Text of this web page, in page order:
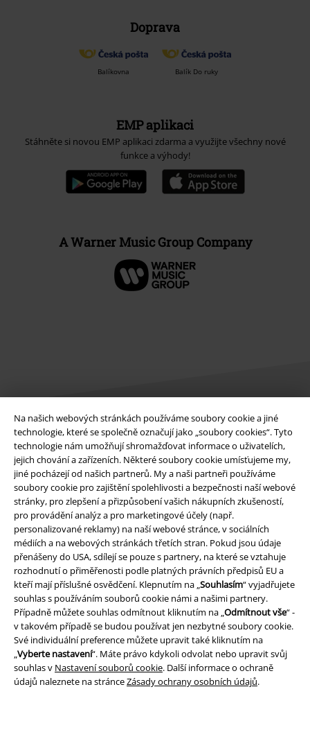
Na našich webových stránkách používáme soubory cookie a jiné
technologie, které se společně označují jako „soubory cookies“. Tyto
technologie nám umožňují shromažďovat informace o uživatelích,
jejich chování a zařízeních. Některé soubory cookie umísťujeme my,
jiné pocházejí od našich partnerů. My a naši partneři používáme
soubory cookie pro zajištění spolehlivosti a bezpečnosti naší webové
stránky, pro zlepšení a přizpůsobení vašich nákupních zkušeností,
pro provádění analýz a pro marketingové účely (např.
personalizované reklamy) na naší webové stránce, v sociálních
médiích a na webových stránkách třetích stran. Pokud jsou údaje
přenášeny do USA, sdílejí se pouze s partnery, na které se vztahuje
rozhodnutí o přiměřenosti podle platných právních předpisů EU a
kteří mají příslušné osvědčení. Klepnutím na „Souhlasím“ vyjadřujete
souhlas s používáním souborů cookie námi a našimi partnery.
Případně můžete souhlas odmítnout kliknutím na „Odmítnout vše“ -
v takovém případě se budou používat jen nezbytné soubory cookie.
Své individuální preference můžete upravit také kliknutím na
„Vyberte nastavení“. Máte právo kdykoli odvolat nebo upravit svůj
souhlas v Nastavení souborů cookie. Další informace o ochraně
údajů naleznete na stránceZásady ochrany osobních údajů.
Doprava
Balíkovna Balík Do ruky
EMP aplikaci
Stáhněte si novou EMP aplikaci zdarma a využijte všechny nové
funkce a výhody!
A Warner Music Group Company
Právní informace
Podmínky
Prohlášení
Ochrana osobních údajů
Likvidace odpadu a ochrana životního prostředí
Prohlášení o shodě
Informace o přístupnosti
Nastavení souborů cookie
Odstoupení od smlouvy